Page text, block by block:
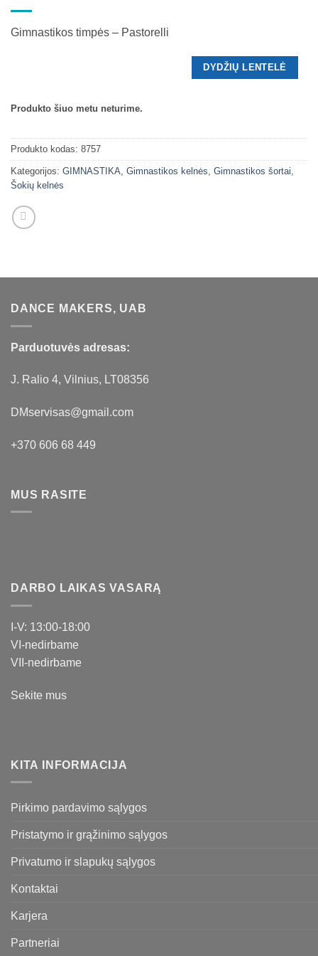
Gimnastikos timpės – Pastorelli
DYDŽIŲ LENTELĖ
Produkto šiuo metu neturime.
Produkto kodas: 8757
Kategorijos: GIMNASTIKA, Gimnastikos kelnės, Gimnastikos šortai,
Šokių kelnės
DANCE MAKERS, UAB
Parduotuvės adresas:
J. Ralio 4, Vilnius, LT08356
DMservisas@gmail.com
+370 606 68 449
MUS RASITE
DARBO LAIKAS VASARĄ
I-V: 13:00-18:00
VI-nedirbame
VII-nedirbame
Sekite mus
KITA INFORMACIJA
Pirkimo pardavimo sąlygos
Pristatymo ir grąžinimo sąlygos
Privatumo ir slapukų sąlygos
Kontaktai
Karjera
Partneriai